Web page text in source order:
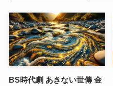
BS時代劇 あきない世傳 金